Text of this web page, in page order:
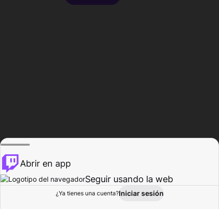
Explorar Actividad
Abrir en app
Seguir usando la web
¿Ya tienes una cuenta?Iniciar sesión